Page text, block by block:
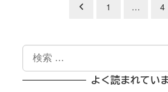
の
ペ
1 … 4
索
よく読まれてい